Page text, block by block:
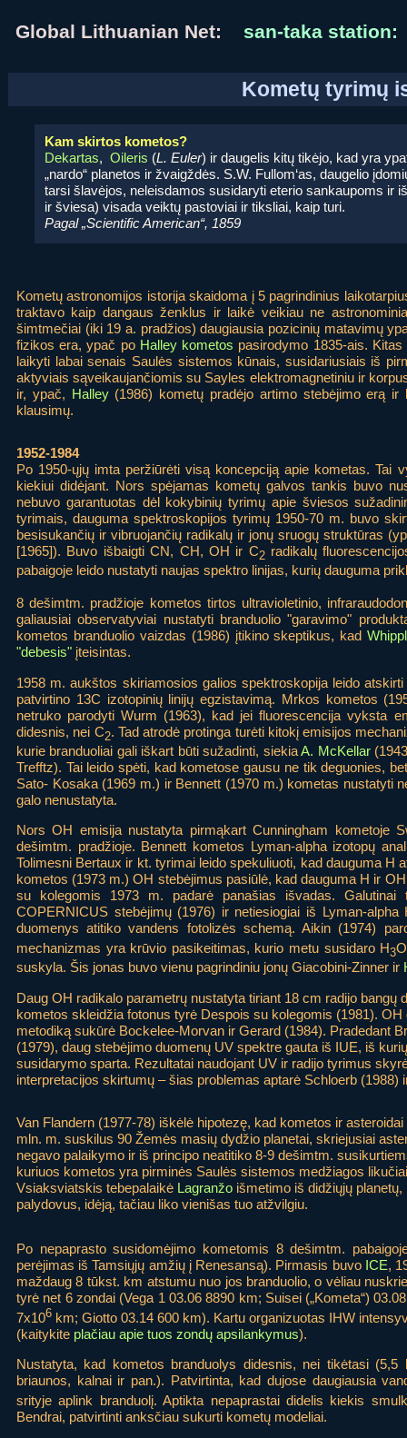
Global Lithuanian Net: san-taka station:
Kometų tyrimų
Kam skirtos kometos?
Dekartas, Oileris (L. Euler) ir daugelis kitų tikėjo, kad yra
„nardo“ planetos ir žvaigždės. S.W. Fullom‘as, daugelio
tarsi šlavėjos, neleisdamos susidaryti eterio sankaupoms ir
ir šviesa) visada veiktų pastoviai ir tiksliai, kaip turi.
Pagal „Scientific American“, 1859
Kometų astronomijos istorija skaidoma į 5 pagrindinius
traktavo kaip dangaus ženklus ir laikė veikiau ne
šimtmečiai (iki 19 a. pradžios) daugiausia pozicinių matavimų
fizikos era, ypač po Halley kometos pasirodymo 1835-ais.
laikyti labai senais Saulės sistemos kūnais, susidariusiais iš
aktyviais sąveikaujančiomis su Sayles elektromagnetiniu ir
ir, ypač, Halley(1986) kometų pradėjo artimo stebėjimo erą ir
klausimų.
1952-1984
Po 1950-ųjų imta peržiūrėti visą koncepciją apie kometas. Tai
kiekiui didėjant. Nors spėjamas kometų galvos tankis buvo
nebuvo garantuotas dėl kokybinių tyrimų apie šviesos
tyrimais, dauguma spektroskopijos tyrimų 1950-70 m. buvo
besisukančių ir vibruojančių radikalų ir jonų sruogų struktūras
[1965]). Buvo išbaigti CN, CH, OH ir C2radikalų
pabaigoje leido nustatyti naujas spektro linijas, kurių dauguma
8 dešimtm. pradžioje kometos tirtos ultravioletinio,
galiausiai observatyviai nustatyti branduolio "garavimo"
kometos branduolio vaizdas (1986) įtikino skeptikus, kad
"debesis" įteisintas.
1958 m. aukštos skiriamosios galios spektroskopija leido
patvirtino 13C izotopinių linijų egzistavimą. Mrkos kometos
netruko parodyti Wurm (1963), kad jei fluorescencija vyksta
didesnis, nei C2. Tad atrodė protinga turėti kitokį emisijos
kurie branduoliai gali iškart būti sužadinti, siekiaA. McKellar
Trefftz). Tai leido spėti, kad kometose gausu ne tik deguonies,
Sato- Kosaka (1969 m.) ir Bennett (1970 m.) kometas nustatyti
galo nenustatyta.
Nors OH emisija nustatyta pirmąkart Cunningham
dešimtm. pradžioje. Bennett kometos Lyman-alpha izotopų
Tolimesni Bertaux ir kt. tyrimai leido spekuliuoti, kad dauguma
kometos (1973 m.) OH stebėjimus pasiūlė, kad dauguma H ir
su kolegomis 1973 m. padarė panašias išvadas.
COPERNICUS stebėjimų (1976) ir netiesiogiai iš Lyman-
duomenys atitiko vandens fotolizės schemą. Aikin (1974)
mechanizmas yra krūvio pasikeitimas, kurio metu susidaro H3O
suskyla. Šis jonas buvo vienu pagrindiniu jonų Giacobini-Zinner ir
Daug OH radikalo parametrų nustatyta tiriant 18 cm radijo bangų
kometos skleidžia fotonus tyrė Despois su kolegomis (1981).
metodiką sukūrė Bockelee-Morvan ir Gerard (1984). Pradedant
(1979), daug stebėjimo duomenų UV spektre gauta iš IUE, iš
susidarymo sparta. Rezultatai naudojant UV ir radijo tyrimus
interpretacijos skirtumų – šias problemas aptarė Schloerb (1988)
Van Flandern (1977-78) iškėlė hipotezę, kad kometos ir
mln. m. suskilus 90 Žemės masių dydžio planetai, skriejusiai
negavo palaikymo ir iš principo neatitiko 8-9 dešimtm.
kuriuos kometos yra pirminės Saulės sistemos medžiagos
Vsiaksviatskis tebepalaikė Lagranžo išmetimo iš didžiųjų planetų,
palydovus, idėją, tačiau liko vienišas tuo atžvilgiu.
Po nepaprasto susidomėjimo kometomis 8 dešimtm.
perėjimas iš Tamsiųjų amžių į Renesansą). Pirmasis buvo ICE,
maždaug 8 tūkst. km atstumu nuo jos branduolio, o vėliau
tyrė net 6 zondai (Vega 1 03.06 8890 km; Suisei („Kometa“)
7x106 km; Giotto 03.14 600 km). Kartu organizuotas IHW
(kaitykite plačiau apie tuos zondų apsilankymus).
Nustatyta, kad kometos branduolys didesnis, nei tikėtasi
briaunos, kalnai ir pan.). Patvirtinta, kad dujose daugiausia
srityje aplink branduolį. Aptikta nepaprastai didelis kiekis
Bendrai, patvirtinti anksčiau sukurti kometų modeliai.